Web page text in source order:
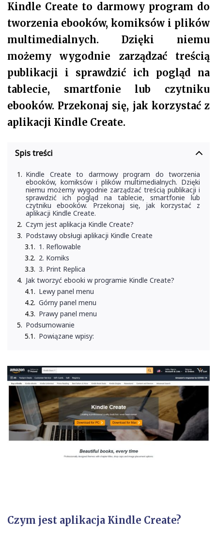
Kindle Create to darmowy program do
tworzenia ebooków, komiksów i plików
multimedialnych. Dzięki niemu
możemy wygodnie zarządzać treścią
publikacji i sprawdzić ich pogląd na
tablecie, smartfonie lub czytniku
ebooków. Przekonaj się, jak korzystać z
aplikacji Kindle Create.
Spis treści
Kindle Create to darmowy program do tworzenia
ebooków, komiksów i plików multimedialnych. Dzięki
niemu możemy wygodnie zarządzać treścią publikacji i
sprawdzić ich pogląd na tablecie, smartfonie lub
czytniku ebooków. Przekonaj się, jak korzystać z
aplikacji Kindle Create.
Czym jest aplikacja Kindle Create?
Podstawy obsługi aplikacji Kindle Create
1. Reflowable
2. Komiks
3. Print Replica
Jak tworzyć ebooki w programie Kindle Create?
Lewy panel menu
Górny panel menu
Prawy panel menu
Podsumowanie
Powiązane wpisy:
Czym jest aplikacja Kindle Create?